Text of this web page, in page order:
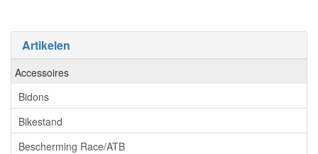
Artikelen
Accessoires
Bidons
Bikestand
Bescherming Race/ATB